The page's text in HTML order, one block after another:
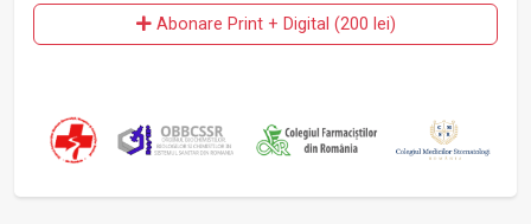
Abonare Print + Digital (200 lei)